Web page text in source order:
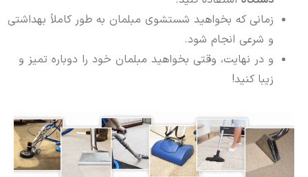
زمانی که بخواهید شستشوی مبلمان به طور کاملاً بهداشتی
و شرعی انجام شود.
و در نهایت، وقتی بخواهید مبلمان خود را دوباره تمیز و
زیبا کنید!